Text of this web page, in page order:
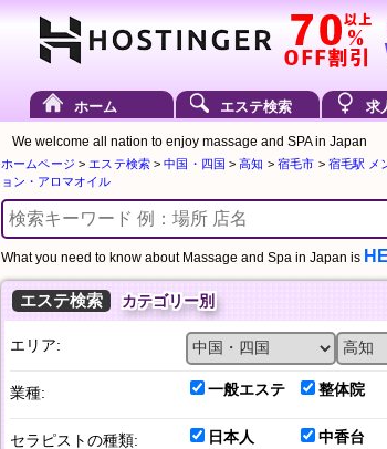
ホーム エステ検索 求
We welcome all nation to enjoy massage and SPA in Japan
ホームページ > エステ検索>中国・四国 >高知 > 宿毛市 > 宿毛駅 メ
ョン・アロマオイル
What you need to know about Massage and Spa in Japan is
エステ検索 カテゴリー別
エリア:
業種: 一般エステ 整体院
セラピストの種類: 日本人 中香台